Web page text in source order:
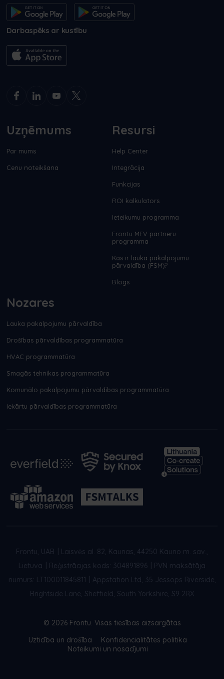
Darbaspēks ar kustību
Uzņēmums
Par mums
Cenu noteikšana
Resursi
Help Center
Integrācija
Funkcijas
ROI kalkulators
Ieteikumu programma
Frontu MFV partneru
programma
Kas ir lauka pakalpojumu
pārvaldība (FSM)?
Blogs
Nozares
Lauka pakalpojumu pārvaldība
Drošības pārvaldības programmatūra
HVAC programmatūra
Smagās tehnikas programmatūra
Komunālo pakalpojumu pārvaldības programmatūra
Iekārtu pārvaldības programmatūra
Frontu, UAB
Laisvės al. 82, Kaunas, 44250 Kauno m. sav.,
Lietuva
Reģistrācijas kods: 304891896
PVN maksātāja
numurs: LT100011845811
Appstation Ltd, 35 Jessops Riverside,
Brightside Lane, Sheffield, South Yorkshire, S9 2RX
© 2026 Frontu. Visas tiesības aizsargātas
Uzticība un drošība
Konfidencialitātes politika
Noteikumi un nosacījumi